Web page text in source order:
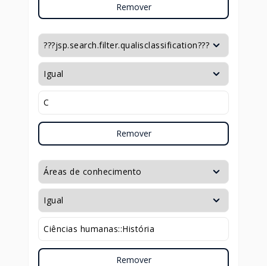
Remover
Remover
Remover